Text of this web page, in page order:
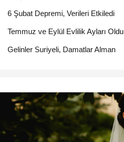
6 Şubat Depremi, Verileri Etkiledi
Temmuz ve Eylül Evlilik Ayları Oldu
Gelinler Suriyeli, Damatlar Alman